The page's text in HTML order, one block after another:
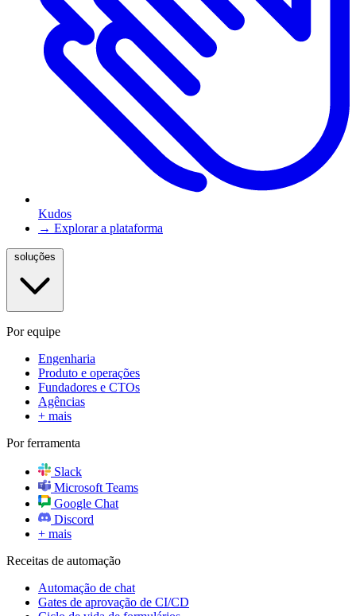
Kudos
→ Explorar a plataforma
Por equipe
Engenharia
Produto e operações
Fundadores e CTOs
Agências
+ mais
Por ferramenta
Slack
Microsoft Teams
Google Chat
Discord
+ mais
Receitas de automação
Automação de chat
Gates de aprovação de CI/CD